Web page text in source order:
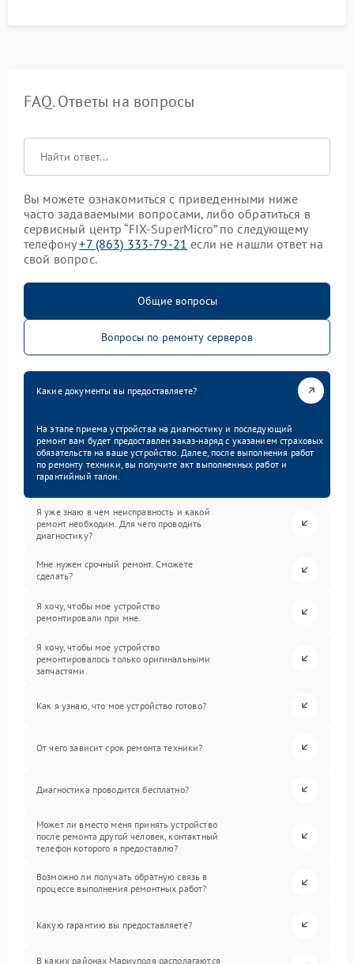
FAQ. Ответы на вопросы
Вы можете ознакомиться с приведенными ниже
часто задаваемыми вопросами, либо обратиться в
сервисный центр “FIX-SuperMicro” по следующему
телефону+7 (863) 333-79-21 если не нашли ответ на
свой вопрос.
Общие вопросы
Вопросы по ремонту серверов
Какие документы вы предоставляете?
На этапе приема устройства на диагностику и последующий
ремонт вам будет предоставлен заказ-наряд с указанием страховых
обязательств на ваше устройство. Далее, после выполнения работ
по ремонту техники, вы получите акт выполненных работ и
гарантийный талон.
Я уже знаю в чем неисправность и какой
ремонт необходим. Для чего проводить
диагностику?
Мне нужен срочный ремонт. Сможете
сделать?
Я хочу, чтобы мое устройство
ремонтировали при мне.
Я хочу, чтобы мое устройство
ремонтировалось только оригинальными
запчастями.
Как я узнаю, что мое устройство готово?
От чего зависит срок ремонта техники?
Диагностика проводится бесплатно?
Может ли вместо меня принять устройство
после ремонта другой человек, контактный
телефон которого я предоставлю?
Возможно ли получать обратную связь в
процессе выполнения ремонтных работ?
Какую гарантию вы предоставляете?
В каких районах Мариуполя располагаются